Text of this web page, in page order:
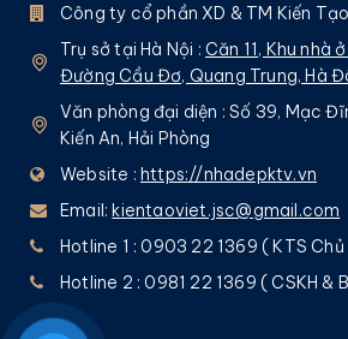
Công ty cổ phần XD & TM Kiến
Trụ sở tại Hà Nội : Căn 11, Khu nhà
Đường Cầu Đơ, Quang Trung, Hà
Văn phòng đại diện : Số 39, Mạc
Kiến An, Hải Phòng
Website : https://nhadepktv.vn
Email:kientaoviet.jsc@gmail.com
Hotline 1 : 0903 22 1369 ( KTS Chủ
Hotline 2 : 0981 22 1369 ( CSKH &